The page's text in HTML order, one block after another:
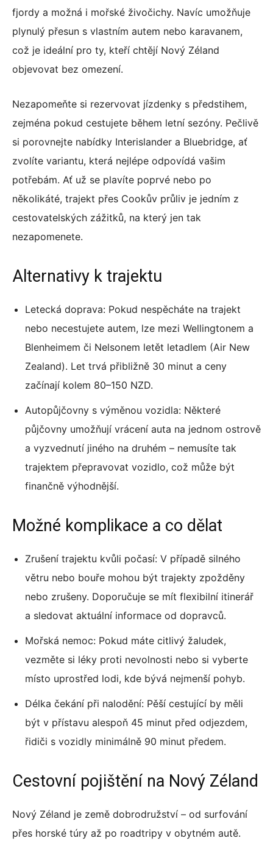
fjordy a možná i mořské živočichy. Navíc umožňuje
plynulý přesun s vlastním autem nebo karavanem,
což je ideální pro ty, kteří chtějí Nový Zéland
objevovat bez omezení.
Nezapomeňte si rezervovat jízdenky s předstihem,
zejména pokud cestujete během letní sezóny. Pečlivě
si porovnejte nabídky Interislander a Bluebridge, ať
zvolíte variantu, která nejlépe odpovídá vašim
potřebám. Ať už se plavíte poprvé nebo po
několikáté, trajekt přes Cookův průliv je jedním z
cestovatelských zážitků, na který jen tak
nezapomenete.
Alternativy k trajektu
Letecká doprava: Pokud nespěcháte na trajekt
nebo necestujete autem, lze mezi Wellingtonem a
Blenheimem či Nelsonem letět letadlem (Air New
Zealand). Let trvá přibližně 30 minut a ceny
začínají kolem 80–150 NZD.
Autopůjčovny s výměnou vozidla: Některé
půjčovny umožňují vrácení auta na jednom ostrově
a vyzvednutí jiného na druhém – nemusíte tak
trajektem přepravovat vozidlo, což může být
finančně výhodnější.
Možné komplikace a co dělat
Zrušení trajektu kvůli počasí: V případě silného
větru nebo bouře mohou být trajekty zpožděny
nebo zrušeny. Doporučuje se mít flexibilní itinerář
a sledovat aktuální informace od dopravců.
Mořská nemoc: Pokud máte citlivý žaludek,
vezměte si léky proti nevolnosti nebo si vyberte
místo uprostřed lodi, kde bývá nejmenší pohyb.
Délka čekání při nalodění: Pěší cestující by měli
být v přístavu alespoň 45 minut před odjezdem,
řidiči s vozidly minimálně 90 minut předem.
Cestovní pojištění na Nový Zéland
Nový Zéland je země dobrodružství – od surfování
přes horské túry až po roadtripy v obytném autě.